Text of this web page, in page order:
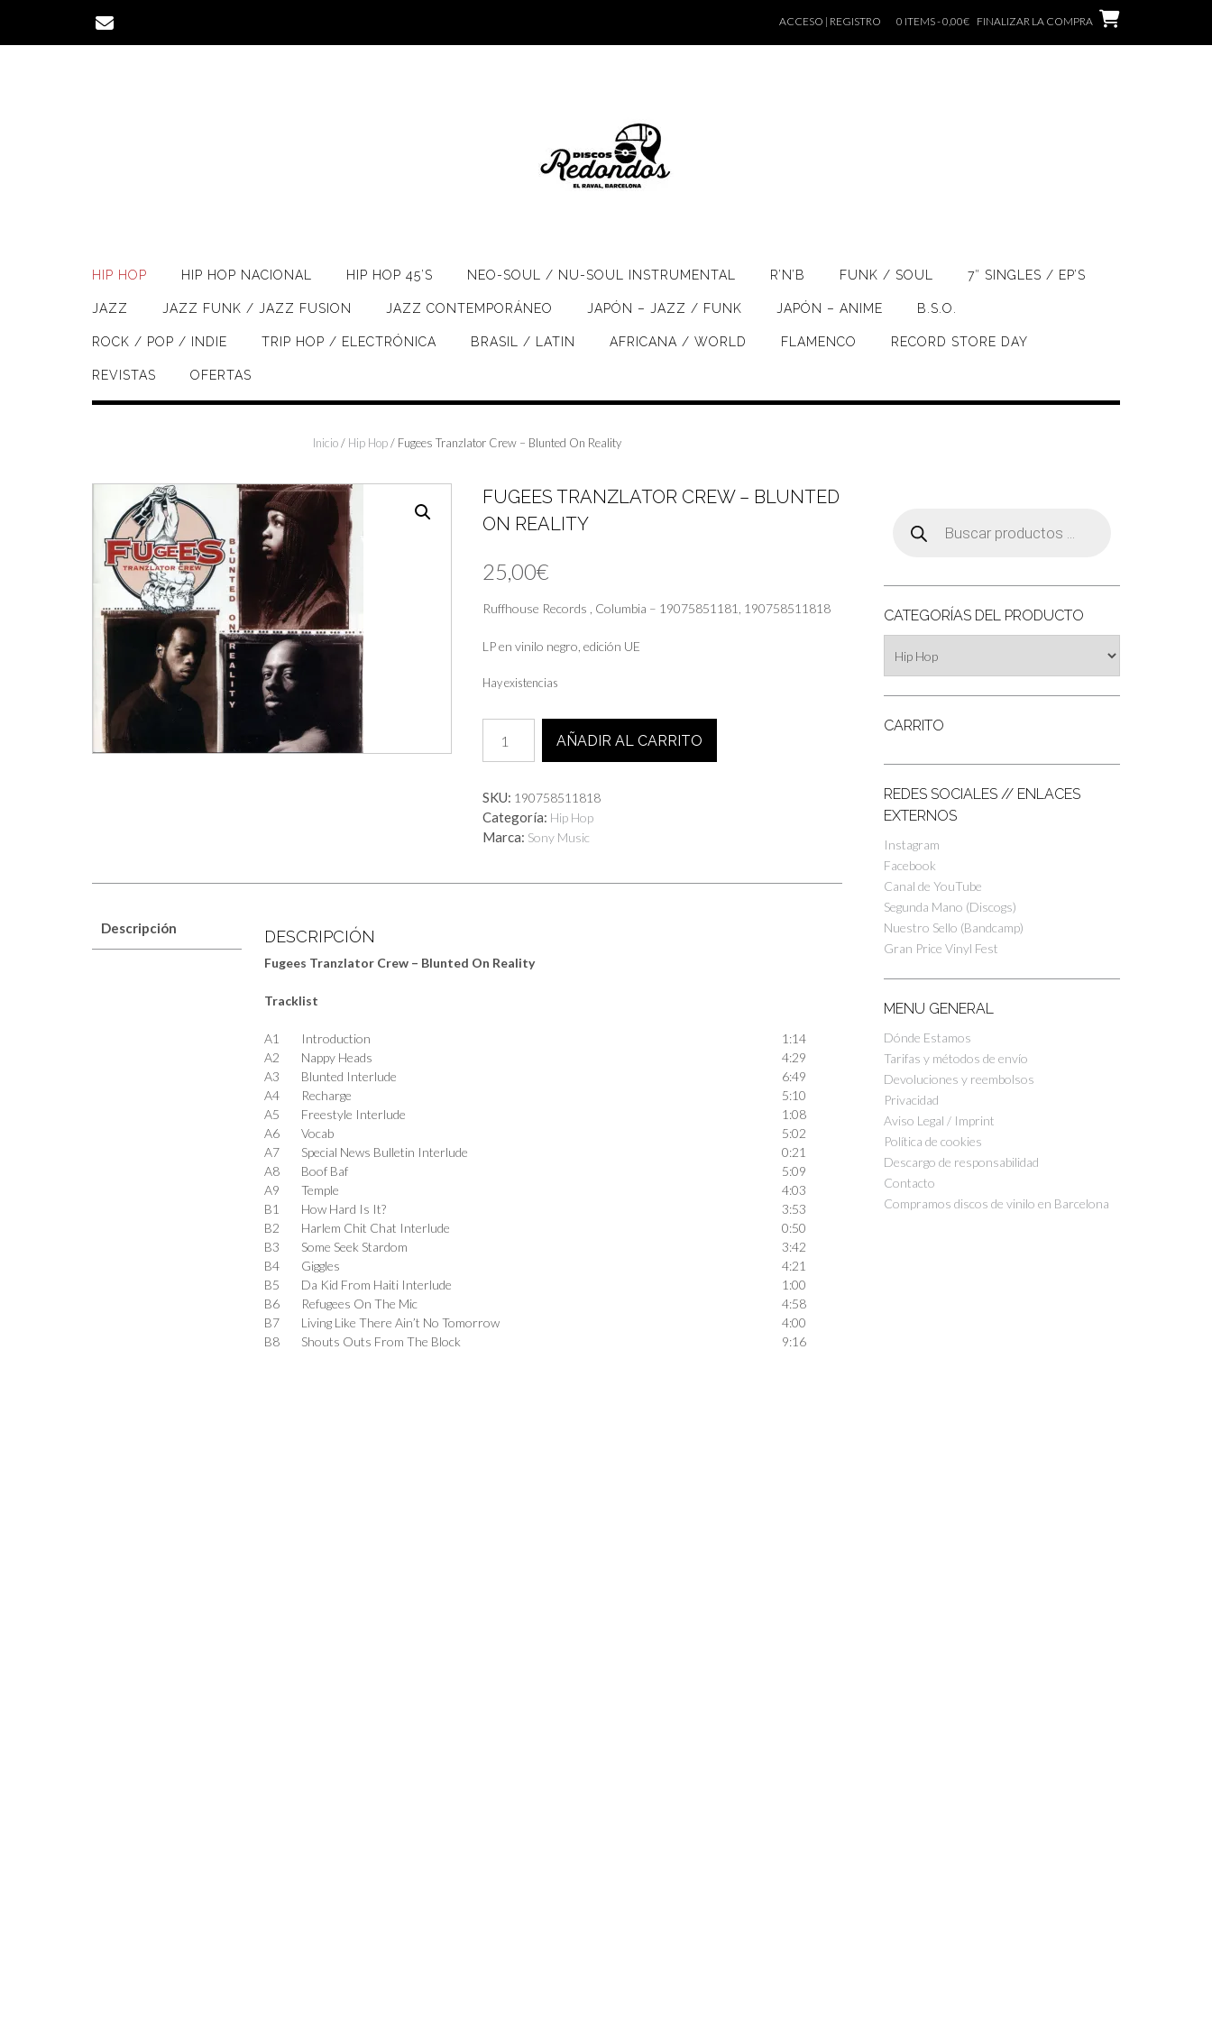
contenido
ACCESO | REGISTRO 0 ITEMS - 0,00€ FINALIZAR LA COMPRA
HIP HOP HIP HOP NACIONAL HIP HOP 45’S NEO-SOUL / NU-SOUL INSTRUMENTAL R’N’B FUNK / SOUL 7″ SINGLES / EP’S
JAZZ JAZZ FUNK / JAZZ FUSION JAZZ CONTEMPORÁNEO JAPÓN – JAZZ / FUNK JAPÓN – ANIME B.S.O.
ROCK / POP / INDIE TRIP HOP / ELECTRÓNICA BRASIL / LATIN AFRICANA / WORLD FLAMENCO RECORD STORE DAY
REVISTAS OFERTAS
Inicio/ Hip Hop/ Fugees Tranzlator Crew – Blunted On Reality
FUGEES TRANZLATOR CREW – BLUNTED
ON REALITY
25,00€
Ruffhouse Records , Columbia – 19075851181, 190758511818
LP en vinilo negro, edición UE
Hay existencias
Tranzlator
Crew
Blunted
On
Reality
AÑADIR AL CARRITO
SKU: 190758511818
Categoría: Hip Hop
Marca: Sony Music
Descripción DESCRIPCIÓN
Fugees Tranzlator Crew – Blunted On Reality
Tracklist
A1 Introduction
1:14
A2
Nappy Heads
4:29
A3
Blunted Interlude
6:49
A4
Recharge
5:10
A5
Freestyle Interlude
1:08
A6
Vocab
5:02
A7
Special News Bulletin Interlude
0:21
A8
Boof Baf
5:09
A9
Temple
4:03
B1
How Hard Is It?
3:53
B2
Harlem Chit Chat Interlude
0:50
B3
Some Seek Stardom
3:42
B4
Giggles
4:21
B5
Da Kid From Haiti Interlude
1:00
B6
Refugees On The Mic
4:58
B7
Living Like There Ain’t No Tomorrow
4:00
B8
Shouts Outs From The Block 9:16
productos
CATEGORÍAS DEL PRODUCTO
CARRITO
REDES SOCIALES // ENLACES
EXTERNOS
Instagram
Facebook
Canal de YouTube
Segunda Mano (Discogs)
Nuestro Sello (Bandcamp)
Gran Price Vinyl Fest
MENU GENERAL
Dónde Estamos
Tarifas y métodos de envío
Devoluciones y reembolsos
Privacidad
Aviso Legal / Imprint
Política de cookies
Descargo de responsabilidad
Contacto
Compramos discos de vinilo en Barcelona